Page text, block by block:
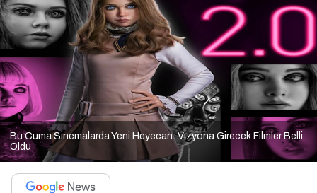
Bu Cuma Sinemalarda Yeni Heyecan: Vizyona Girecek Filmler Belli
Oldu